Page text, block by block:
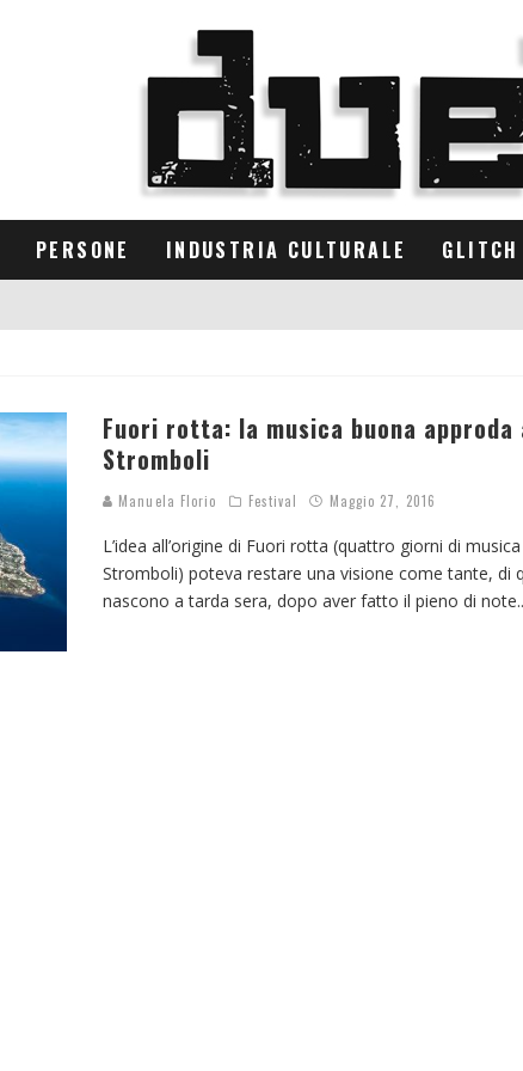
PERSONE INDUSTRIA CULTURALE GLITCH
Fuori rotta: la musica buona approda
Stromboli
Manuela Florio Festival Maggio 27, 2016
L’idea all’origine di Fuori rotta (quattro giorni di
Stromboli) poteva restare una visione come tante, di
nascono a tarda sera, dopo aver fatto il pieno di note